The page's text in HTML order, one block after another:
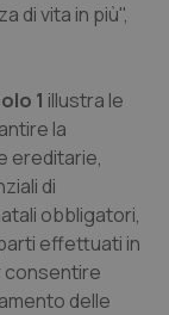
Ulcerosa
di vita in più",
1 illustra le
la
ereditarie,
di
obbligatori,
effettuati in
consentire
delle